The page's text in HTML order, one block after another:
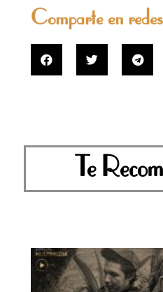
Comparte en
Te